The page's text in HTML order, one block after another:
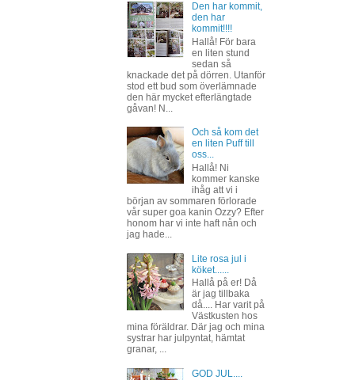
Den har kommit,
den har
kommit!!!!
Hallå! För bara
en liten stund
sedan så
knackade det på dörren. Utanför
stod ett bud som överlämnade
den här mycket efterlängtade
gåvan! N...
Och så kom det
en liten Puff till
oss...
Hallå! Ni
kommer kanske
ihåg att vi i
början av sommaren förlorade
vår super goa kanin Ozzy? Efter
honom har vi inte haft nån och
jag hade...
Lite rosa jul i
köket......
Hallå på er! Då
är jag tillbaka
då.... Har varit på
Västkusten hos
mina föräldrar. Där jag och mina
systrar har julpyntat, hämtat
granar, ...
GOD JUL....